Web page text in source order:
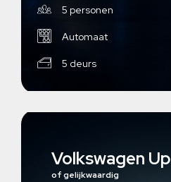
5 personen
Automaat
5 deurs
Volkswagen Up
of gelijkwaardig